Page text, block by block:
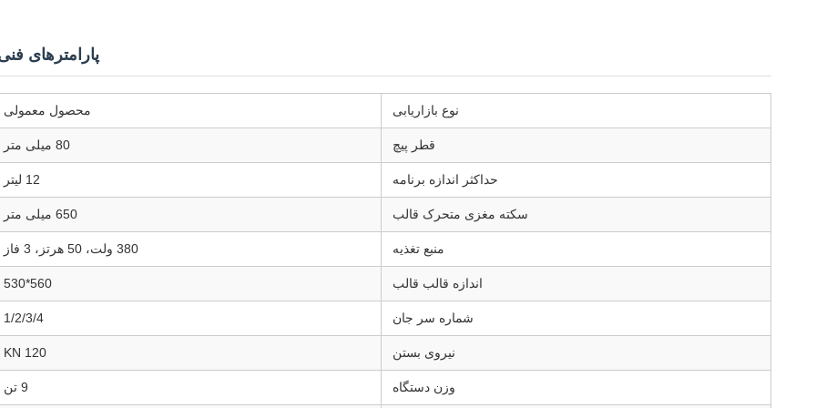
پارامترهای
نوع بازاریابی محصول معمولی
قطر پیچ 80 میلی متر
حداکثر اندازه برنامه 12 لیتر
سکته مغزی متحرک قالب 650 میلی متر
منبع تغذیه 380 ولت، 50 هرتز، 3 فاز
اندازه قالب قالب 560*530
شماره سر جان 1/2/3/4
نیروی بستن 120 KN
وزن دستگاه 9 تن